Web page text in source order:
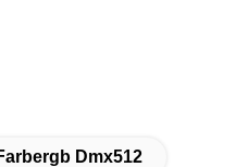
Dmx512